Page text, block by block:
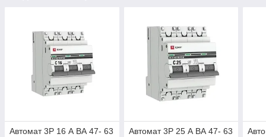
Автомат 3Р 16 А ВА 47- 63
Автомат 3Р 25 А ВА 47- 63